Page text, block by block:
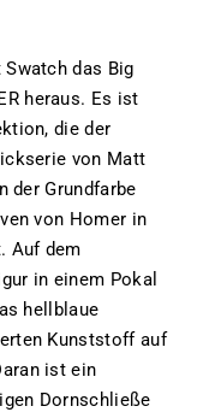
das Big
heraus. Es ist
die der
von Matt
der Grundfarbe
von Homer in
Auf dem
in einem Pokal
hellblaue
Kunststoff auf
ist ein
Dornschließe